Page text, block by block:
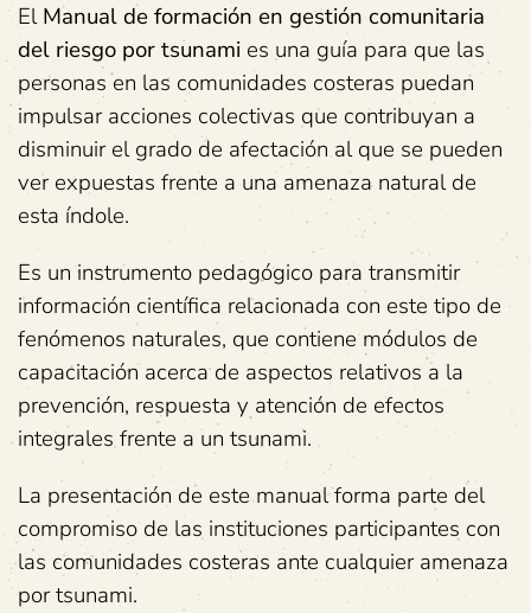
ElManual de formación en gestión comunitaria
del riesgo por tsunami es una guía para que las
personas en las comunidades costeras puedan
impulsar acciones colectivas que contribuyan a
disminuir el grado de afectación al que se pueden
ver expuestas frente a una amenaza natural de
esta índole.
Es un instrumento pedagógico para transmitir
información científica relacionada con este tipo de
fenómenos naturales, que contiene módulos de
capacitación acerca de aspectos relativos a la
prevención, respuesta y atención de efectos
integrales frente a un tsunami.
La presentación de este manual forma parte del
compromiso de las instituciones participantes con
las comunidades costeras ante cualquier amenaza
por tsunami.